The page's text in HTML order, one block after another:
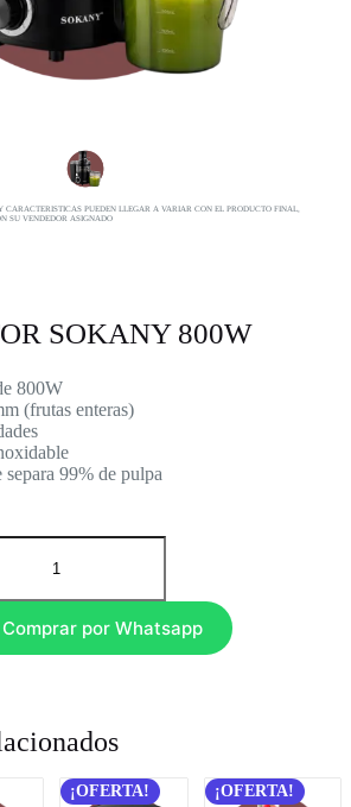
CARACTERISTICAS PUEDEN LLEGAR A VARIAR CON EL PRODUCTO FINAL,
SU VENDEDOR ASIGNADO
SOKANY 800W
800W
(frutas enteras)
99% de pulpa
Comprar por Whatsapp
¡OFERTA! ¡OFERTA!